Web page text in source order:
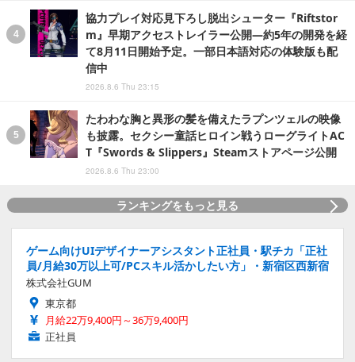
協力プレイ対応見下ろし脱出シューター『Riftstor
m』早期アクセストレイラー公開―約5年の開発を経
て8月11日開始予定。一部日本語対応の体験版も配
信中
2026.8.6 Thu 23:15
たわわな胸と異形の髪を備えたラプンツェルの映像
も披露。セクシー童話ヒロイン戦うローグライトAC
T『Swords & Slippers』Steamストアページ公開
2026.8.6 Thu 23:00
ランキングをもっと見る
ゲーム向けUIデザイナーアシスタント正社員・駅チカ「正社
員/月給30万以上可/PCスキル活かしたい方」・新宿区西新宿
株式会社GUM
東京都
月給22万9,400円～36万9,400円
正社員